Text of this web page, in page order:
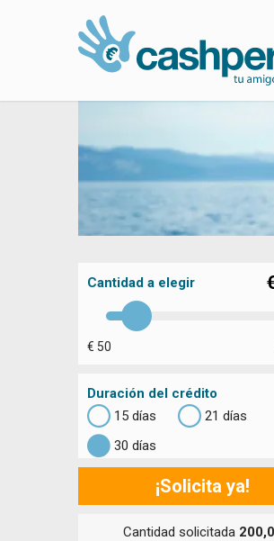
Cantidad a elegir
€ 50
Duración del crédito
15 días
21 días
30 días
¡Solicita ya!
Cantidad solicitada